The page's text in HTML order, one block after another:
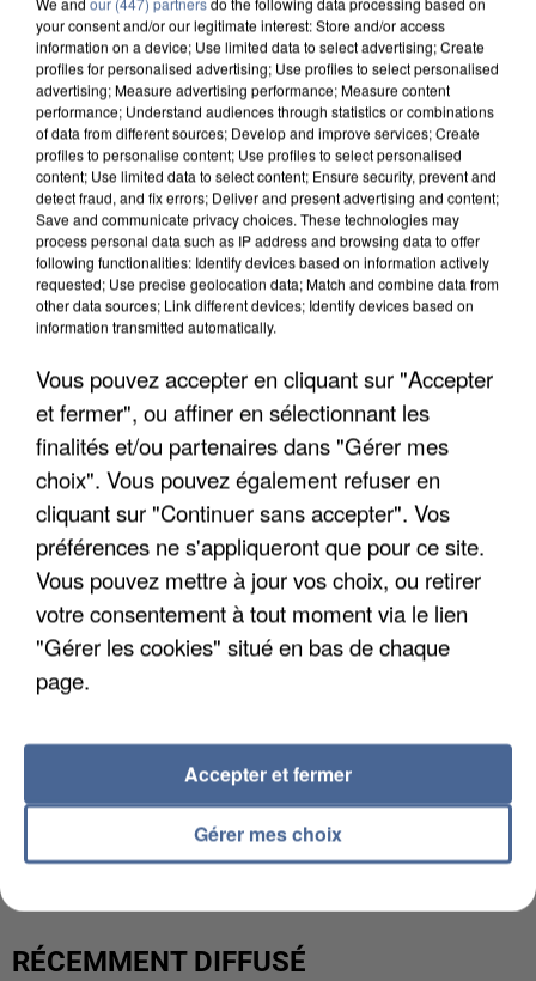
DE FAUNE SAUVAGE SONT...
L’UN DES FONDATEURS SUPPOSÉS DE LA DZ
MAFIA INTERPELLÉ EN ALGÉRIE
RÉCEMMENT DIFFUSÉ
your consent and/or our legitimate interest: Store and/or access
information on a device; Use limited data to select advertising; Create
profiles for personalised advertising; Use profiles to select personalised
advertising; Measure advertising performance; Measure content
performance; Understand audiences through statistics or combinations
of data from different sources; Develop and improve services; Create
profiles to personalise content; Use profiles to select personalised
content; Use limited data to select content; Ensure security, prevent and
detect fraud, and fix errors; Deliver and present advertising and content;
Save and communicate privacy choices. These technologies may
process personal data such as IP address and browsing data to offer
following functionalities: Identify devices based on information actively
requested; Use precise geolocation data; Match and combine data from
other data sources; Link different devices; Identify devices based on
information transmitted automatically.
Vous pouvez accepter en cliquant sur "Accepter
et fermer", ou affiner en sélectionnant les
finalités et/ou partenaires dans "Gérer mes
choix". Vous pouvez également refuser en
cliquant sur "Continuer sans accepter". Vos
préférences ne s'appliqueront que pour ce site.
Vous pouvez mettre à jour vos choix, ou retirer
votre consentement à tout moment via le lien
"Gérer les cookies" situé en bas de chaque
page.
Gérer mes choix
Accepter et fermer